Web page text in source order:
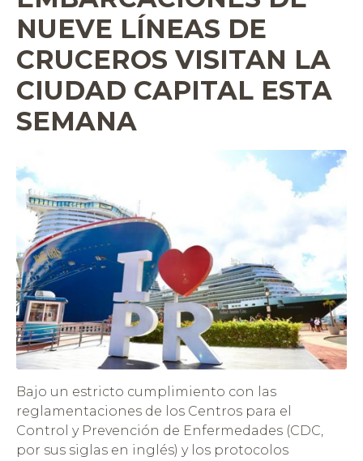
NUEVE LÍNEAS DE
CRUCEROS VISITAN LA
CIUDAD CAPITAL ESTA
SEMANA
Bajo un estricto cumplimiento con las
reglamentaciones de los Centros para el
Control y Prevención de Enfermedades (CDC,
por sus siglas en inglés) y los protocolos